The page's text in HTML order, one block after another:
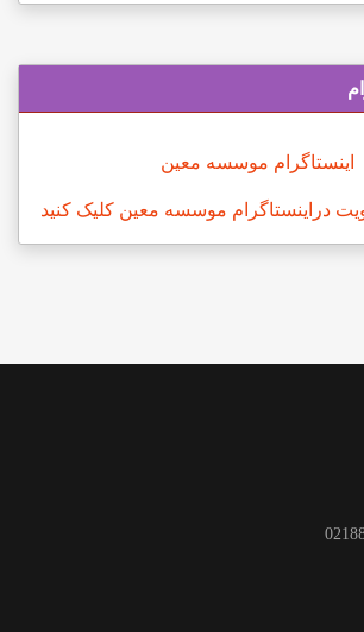
دراینستاگرام موسسه معین کلیک کنید